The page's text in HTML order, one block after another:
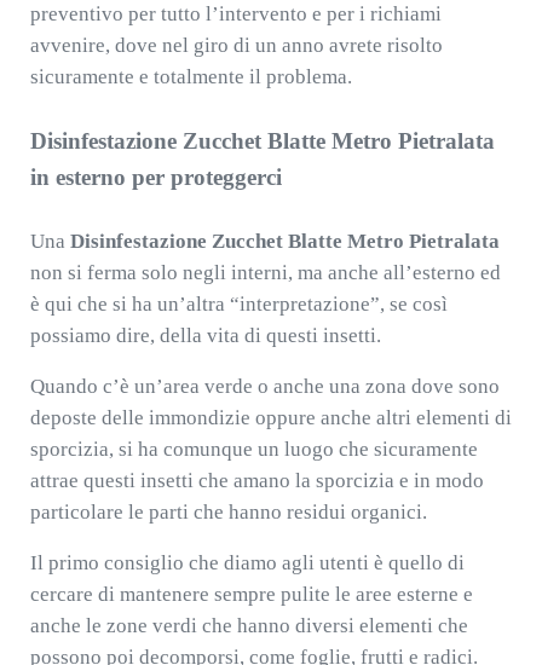
preventivo per tutto l’intervento e per i richiami
avvenire, dove nel giro di un anno avrete risolto
sicuramente e totalmente il problema.
Disinfestazione Zucchet Blatte Metro Pietralata
in esterno per proteggerci
Una Disinfestazione Zucchet Blatte Metro Pietralata
non si ferma solo negli interni, ma anche all’esterno ed
è qui che si ha un’altra “interpretazione”, se così
possiamo dire, della vita di questi insetti.
Quando c’è un’area verde o anche una zona dove sono
deposte delle immondizie oppure anche altri elementi di
sporcizia, si ha comunque un luogo che sicuramente
attrae questi insetti che amano la sporcizia e in modo
particolare le parti che hanno residui organici.
Il primo consiglio che diamo agli utenti è quello di
cercare di mantenere sempre pulite le aree esterne e
anche le zone verdi che hanno diversi elementi che
possono poi decomporsi, come foglie, frutti e radici.